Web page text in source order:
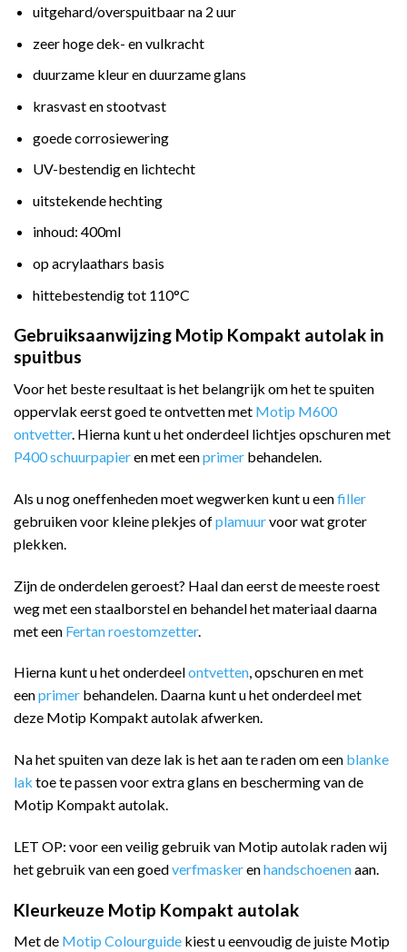
uitgehard/overspuitbaar na 2 uur
zeer hoge dek- en vulkracht
duurzame kleur en duurzame glans
krasvast en stootvast
goede corrosiewering
UV-bestendig en lichtecht
uitstekende hechting
inhoud: 400ml
op acrylaathars basis
hittebestendig tot 110°C
Gebruiksaanwijzing Motip Kompakt autolak in
spuitbus
Voor het beste resultaat is het belangrijk om het te spuiten
oppervlak eerst goed te ontvetten met Motip M600
ontvetter. Hierna kunt u het onderdeel lichtjes opschuren met
P400 schuurpapieren met eenprimer behandelen.
Als u nog oneffenheden moet wegwerken kunt u eenfiller
gebruiken voor kleine plekjes ofplamuurvoor wat groter
plekken.
Zijn de onderdelen geroest? Haal dan eerst de meeste roest
weg met een staalborstel en behandel het materiaal daarna
met een Fertan roestomzetter.
Hierna kunt u het onderdeelontvetten, opschuren en met
eenprimer behandelen. Daarna kunt u het onderdeel met
deze Motip Kompakt autolak afwerken.
Na het spuiten van deze lak is het aan te raden om een blanke
lak toe te passen voor extra glans en bescherming van de
Motip Kompakt autolak.
LET OP: voor een veilig gebruik van Motip autolak raden wij
het gebruik van een goedverfmaskerenhandschoenenaan.
Kleurkeuze Motip Kompakt autolak
Met de Motip Colourguide kiest u eenvoudig de juiste Motip